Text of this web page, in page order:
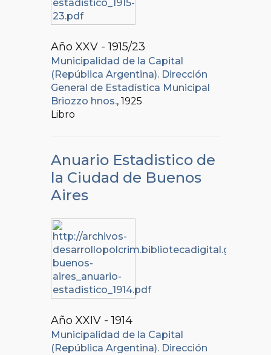
Año XXV - 1915/23
Municipalidad de la Capital
(República Argentina). Dirección
General de Estadística Municipal
Briozzo hnos., 1925
Libro
Anuario Estadistico de
la Ciudad de Buenos
Aires
Año XXIV - 1914
Municipalidad de la Capital
(República Argentina). Dirección